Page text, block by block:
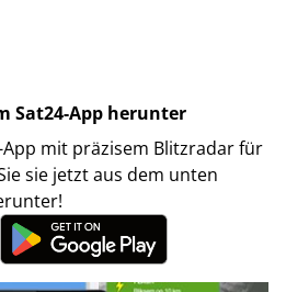
Sat24-App herunter
mit präzisem Blitzradar für
sie jetzt aus dem unten